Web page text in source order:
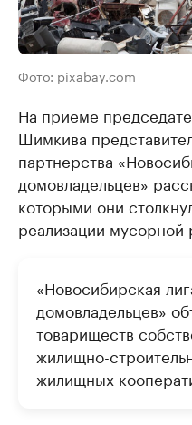
Фото: pixabay.com
На приеме
Шимкива
партнерства
домовладельцев»
которыми они
реализации мусорной
«Новосибирская
домовладельцев»
товариществ
жилищно-
жилищных